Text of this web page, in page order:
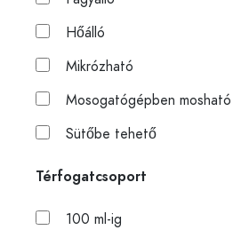
Fedelek és zárak
Tartozékok
Márka
Újdonságok
Hőálló
Mikrózható
Mosogatógépben mosható
Sütőbe tehető
Térfogatcsoport
100 ml-ig